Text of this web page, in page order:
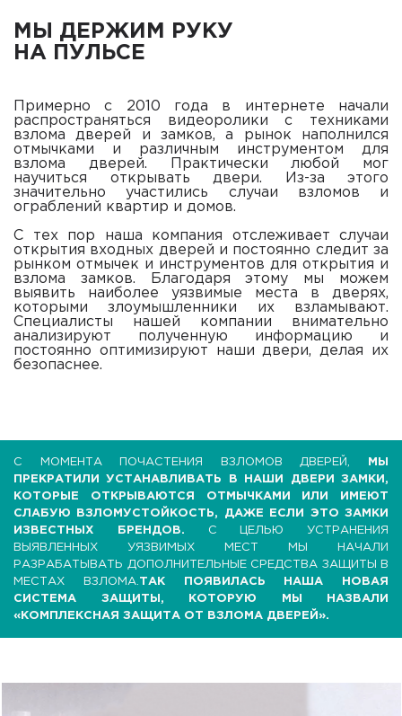
МЫ ДЕРЖИМ РУКУ
НА ПУЛЬСЕ
Примерно с 2010 года в интернете начали
распространяться видеоролики с техниками
взлома дверей и замков, а рынок наполнился
отмычками и различным инструментом для
взлома дверей. Практически любой мог
научиться открывать двери. Из-за этого
значительно участились случаи взломов и
ограблений квартир и домов.
С тех пор наша компания отслеживает случаи
открытия входных дверей и постоянно следит за
рынком отмычек и инструментов для открытия и
взлома замков. Благодаря этому мы можем
выявить наиболее уязвимые места в дверях,
которыми злоумышленники их взламывают.
Специалисты нашей компании внимательно
анализируют полученную информацию и
постоянно оптимизируют наши двери, делая их
безопаснее.
С МОМЕНТА ПОЧАСТЕНИЯ ВЗЛОМОВ ДВЕРЕЙ,
МЫ
ПРЕКРАТИЛИ УСТАНАВЛИВАТЬ В НАШИ ДВЕРИ ЗАМКИ,
КОТОРЫЕ ОТКРЫВАЮТСЯ ОТМЫЧКАМИ ИЛИ ИМЕЮТ
СЛАБУЮ ВЗЛОМУСТОЙКОСТЬ, ДАЖЕ ЕСЛИ ЭТО ЗАМКИ
ИЗВЕСТНЫХ БРЕНДОВ. С ЦЕЛЬЮ УСТРАНЕНИЯ
ВЫЯВЛЕННЫХ УЯЗВИМЫХ МЕСТ МЫ НАЧАЛИ
РАЗРАБАТЫВАТЬ ДОПОЛНИТЕЛЬНЫЕ СРЕДСТВА ЗАЩИТЫ В
МЕСТАХ ВЗЛОМА. ТАК ПОЯВИЛАСЬ НАША НОВАЯ
СИСТЕМА ЗАЩИТЫ, КОТОРУЮ МЫ НАЗВАЛИ
«КОМПЛЕКСНАЯ ЗАЩИТА ОТ ВЗЛОМА ДВЕРЕЙ».